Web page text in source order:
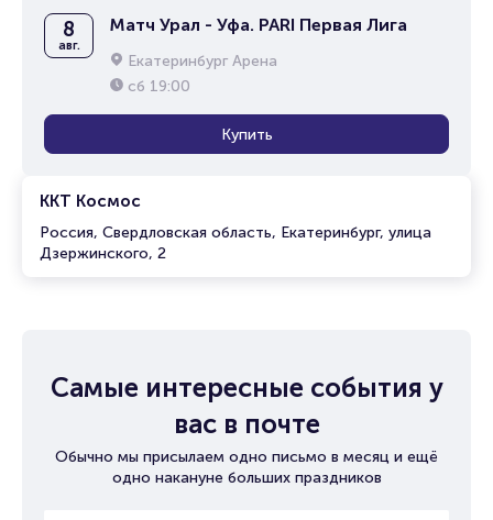
ККТ Космос
Россия, Свердловская область, Екатеринбург, улица
Дзержинского, 2
8
авг.
Матч Урал - Уфа. PARI Первая Лига
Екатеринбург Арена
сб 19:00
Купить
Самые интересные события у
вас в почте
Обычно мы присылаем одно письмо в месяц и ещё
одно накануне больших праздников